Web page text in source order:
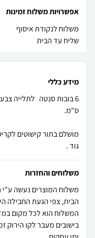
אפשרויות משלוח זמינות
משלוח לנקודת איסוף
שליח עד הבית
מידע כללי
מושלם בתור קישוטים
גוד .
משלוחים והחזרות
משלוח המוצרים נעשה